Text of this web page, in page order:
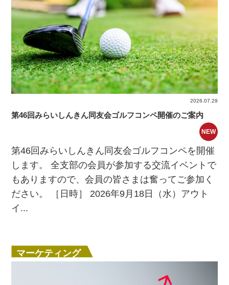
2026.07.29
第46回みらいしんきん同友会ゴルフコンペ開催のご案内
NEW
第46回みらいしんきん同友会ゴルフコンペを開催
します。 全支部の会員が参加する交流イベントで
もありますので、会員の皆さまは奮ってご参加く
ださい。 ［日時］ 2026年9月18日（水）アウト
イ...
マーケティング